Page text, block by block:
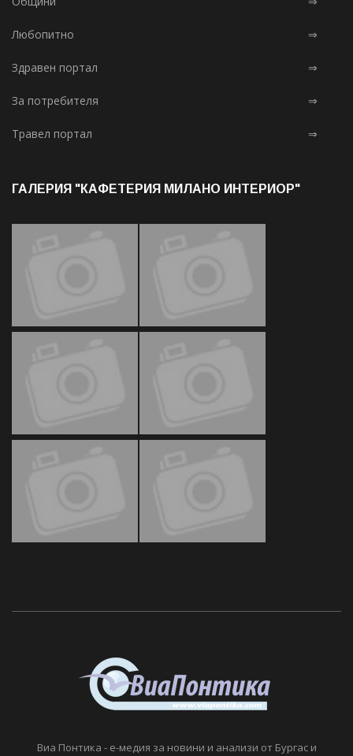
Любопитно ⇒
Здравен портал ⇒
За потребителя ⇒
Травел портал ⇒
ГАЛЕРИЯ "КАФЕТЕРИЯ МИЛАНО ИНТЕРИОР"
Виа Понтика - е-медия за новини и анализи от Бургас и